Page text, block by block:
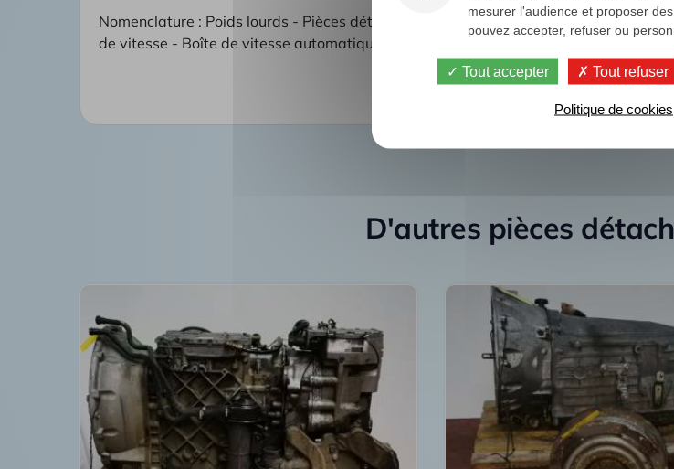
Nomenclature : Poids lourds - Pièces détachées - Transmission - Boîte
de vitesse - Boîte de vitesse automatique
D'autres pièces
mesurer l'audience et proposer
pouvez accepter, refuser ou
Tout accepter Tout refuser
Politique de cookies